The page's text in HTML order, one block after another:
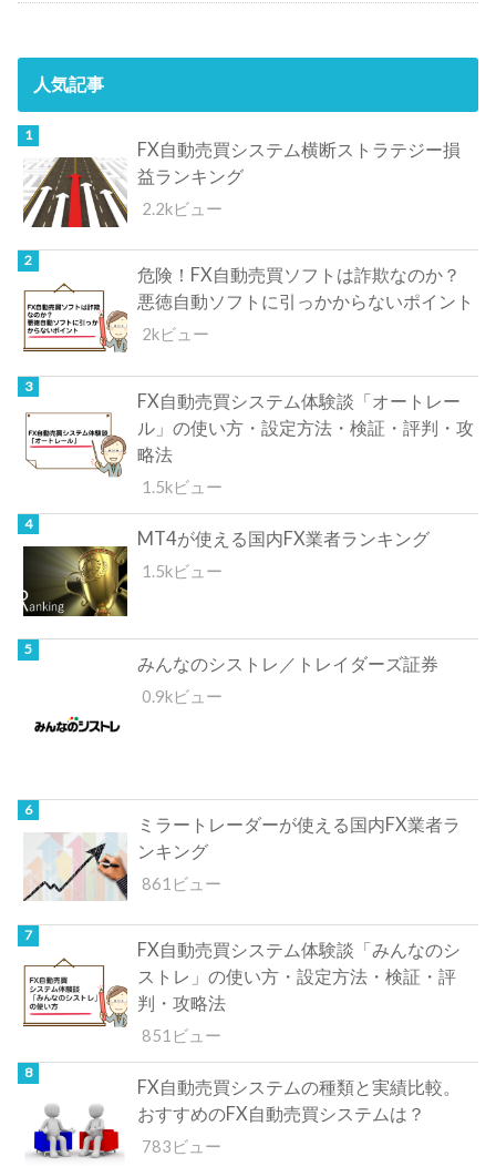
人気記事
FX自動売買システム横断ストラテジー損
益ランキング
2.2kビュー
危険！FX自動売買ソフトは詐欺なのか？
悪徳自動ソフトに引っかからないポイント
2kビュー
FX自動売買システム体験談「オートレー
ル」の使い方・設定方法・検証・評判・攻
略法
1.5kビュー
MT4が使える国内FX業者ランキング
1.5kビュー
みんなのシストレ／トレイダーズ証券
0.9kビュー
ミラートレーダーが使える国内FX業者ラ
ンキング
861ビュー
FX自動売買システム体験談「みんなのシ
ストレ」の使い方・設定方法・検証・評
判・攻略法
851ビュー
FX自動売買システムの種類と実績比較。
おすすめのFX自動売買システムは？
783ビュー